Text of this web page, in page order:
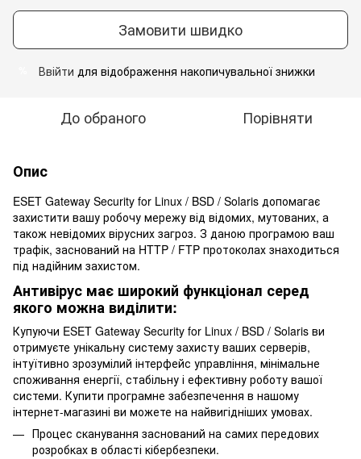
Замовити швидко
Ввійти для відображення накопичувальної знижки
До обраного Порівняти
Опис
ESET Gateway Security for Linux / BSD / Solaris допомагає
захистити вашу робочу мережу від відомих, мутованих, а
також невідомих вірусних загроз. З даною програмою ваш
трафік, заснований на HTTP / FTP протоколах знаходиться
під надійним захистом.
Антивірус має широкий функціонал серед
якого можна виділити:
Купуючи ESET Gateway Security for Linux / BSD / Solaris ви
отримуєте унікальну систему захисту ваших серверів,
інтуїтивно зрозумілий інтерфейс управління, мінімальне
споживання енергії, стабільну і ефективну роботу вашої
системи. Купити програмне забезпечення в нашому
інтернет-магазині ви можете на найвигідніших умовах.
Процес сканування заснований на самих передових
розробках в області кібербезпеки.